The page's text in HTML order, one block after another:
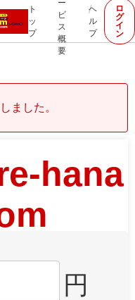
ト
ッ
プ
ー
ビ
ス
概
要
ヘ
ル
プ
ロ
グ
イ
ン
ました。
hana
円